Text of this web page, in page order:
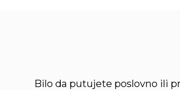
Bilo da putujete poslovno ili